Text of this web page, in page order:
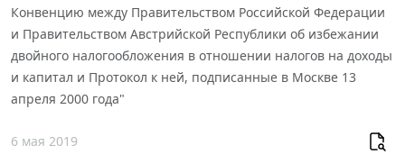
Конвенцию между Правительством Российской Федерации
и Правительством Австрийской Республики об избежании
двойного налогообложения в отношении налогов на доходы
и капитал и Протокол к ней, подписанные в Москве 13
апреля 2000 года"
6 мая 2019